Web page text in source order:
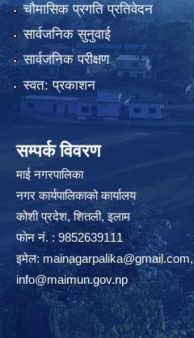
चौमासिक प्रगति प्रतिवेदन
सार्वजनिक सुनुवाई
सार्वजनिक परीक्षण
स्वत: प्रकाशन
सम्पर्क विवरण
माई नगरपालिका
नगर कार्यपालिकाको कार्यालय
कोशी प्रदेश, शितली, इलाम
फोन नं. : 9852639111
इमेल:mainagarpalika@gmail.com,
info@maimun.gov.np